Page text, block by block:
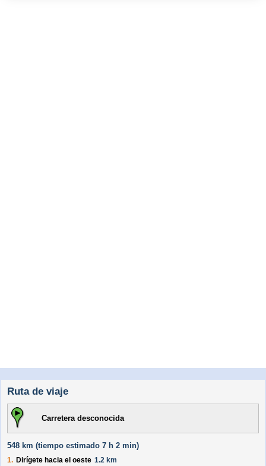
Ruta de viaje
Carretera desconocida
548 km (tiempo estimado 7 h 2 min)
1. Dirígete hacia el oeste 1.2 km